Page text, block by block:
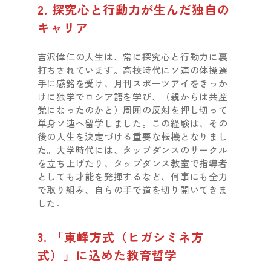
2. 探究心と行動力が生んだ独自の
キャリア
吉沢偉仁の人生は、常に探究心と行動力に裏
打ちされています。高校時代にソ連の体操選
手に感銘を受け、月刊スポーツアイをきっか
けに独学でロシア語を学び、（親からは共産
党になったのかと）周囲の反対を押し切って
単身ソ連へ留学しました。この経験は、その
後の人生を決定づける重要な転機となりまし
た。大学時代には、タップダンスのサークル
を立ち上げたり、タップダンス教室で指導者
としても才能を発揮するなど、何事にも全力
で取り組み、自らの手で道を切り開いてきま
した。
3. 「東峰方式（ヒガシミネ方
式）」に込めた教育哲学